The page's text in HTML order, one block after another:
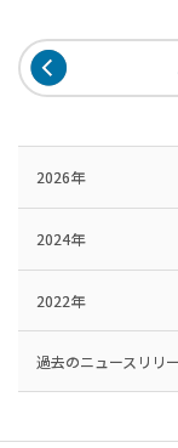
2026年
2024年
2022年
過去のニュースリリ